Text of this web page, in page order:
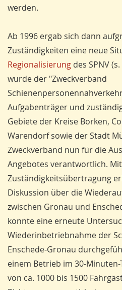
werden.
Ab 1996 ergab sich dann
Zuständigkeiten eine neue
Regionalisierung des SPNV
wurde der "Zweckverband
Aufgabenträger und
Gebiete der Kreise Borken,
Warendorf sowie der Stadt
Zweckverband nun für die
Angebotes verantwortlich.
Zuständigkeitsübertragung
Diskussion über die
zwischen Gronau und
konnte eine erneute
Wiederinbetriebnahme der
Enschede-Gronau
einem Betrieb im 30-
von ca. 1000 bis 1500